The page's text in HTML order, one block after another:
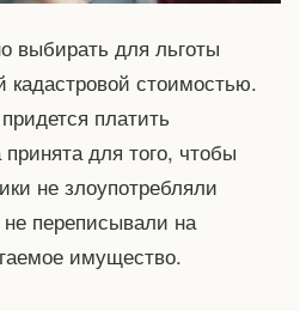
выбирать для льготы
кадастровой стоимостью.
платить
для того, чтобы
не злоупотребляли
переписывали на
имущество.